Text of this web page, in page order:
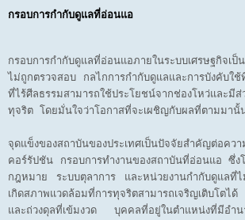
กรอบการกำกับดูแลที่อ่อนแอ
กรอบการกำกับดูแลที่อ่อนแอภายในระบบเศรษฐกิจเป็
ไม่ถูกตรวจสอบ กลไกการกำกับดูแลและการบังคับใ
ที่ไร้ศีลธรรมสามารถใช้ประโยชน์จากช่องโหว่และมี
ทุจริต โดยมั่นใจว่าโอกาสที่จะเผชิญกับผลที่ตามมานั้
จุดแข็งของสถาบันของประเทศเป็นปัจจัยสำคัญต่อคว
คอร์รัปชัน กรอบการทำงานของสถาบันที่อ่อนแอ ซึ่งโ
กฎหมาย ระบบตุลาการ และหน่วยงานกำกับดูแลที่
เกิดสภาพแวดล้อมที่การทุจริตสามารถเจริญเติบโตไ
และถ่วงดุลที่เข้มงวด บุคคลที่อยู่ในตำแหน่งที่มีอำน